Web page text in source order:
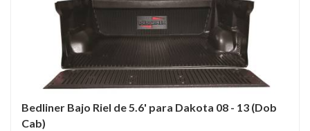
Bedliner Bajo Riel de 5.6' para Dakota 08 - 13 (Dob
Cab)